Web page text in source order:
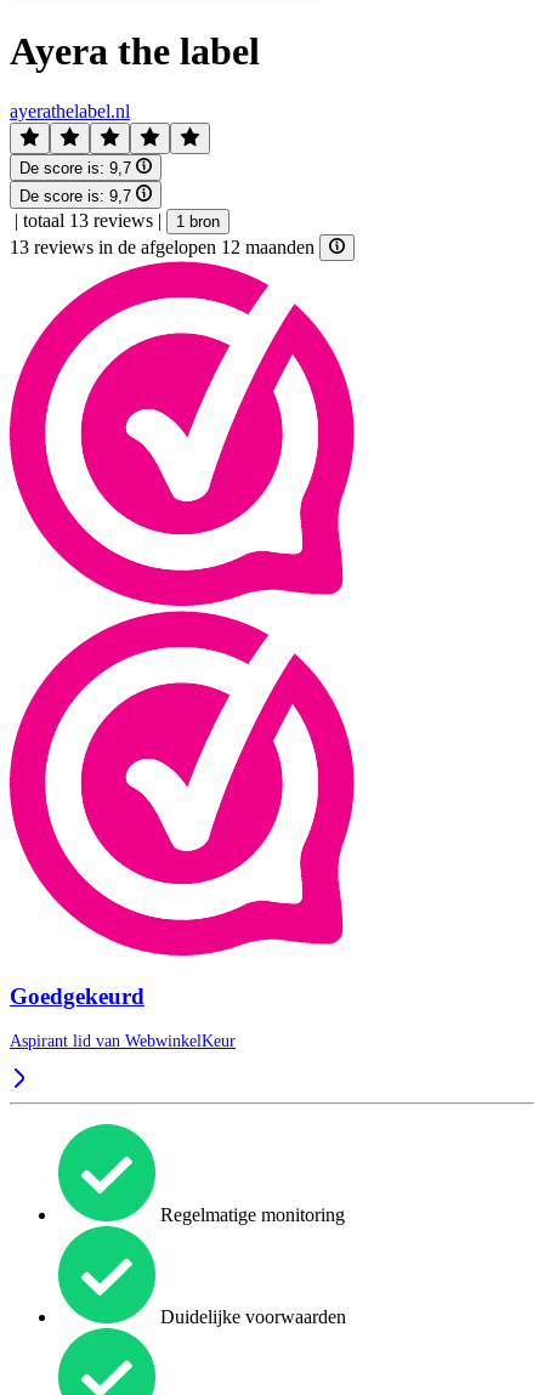
Ayera the label
ayerathelabel.nl
De score is: 9,7
De score is: 9,7
| totaal 13 reviews | 1 bron
13 reviews in de afgelopen 12 maanden
Goedgekeurd
Aspirant lid van WebwinkelKeur
Regelmatige monitoring
Duidelijke voorwaarden